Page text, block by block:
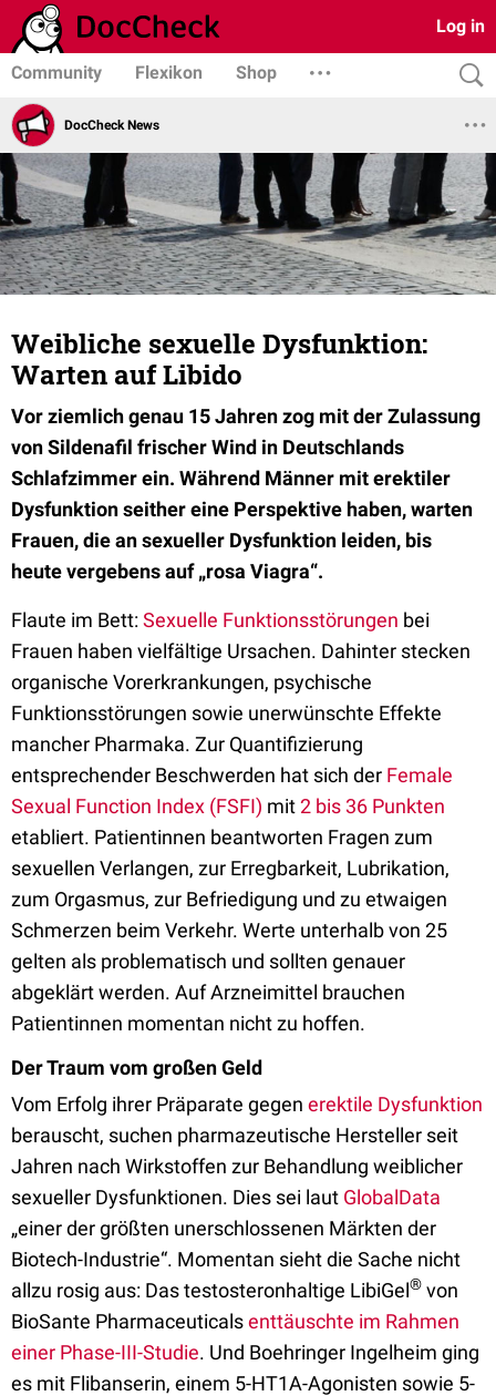
Log in
Community Flexikon Shop
DocCheck News
Weibliche sexuelle Dysfunktion:
Warten auf Libido
Vor ziemlich genau 15 Jahren zog mit der Zulassung
von Sildenafil frischer Wind in Deutschlands
Schlafzimmer ein. Während Männer mit erektiler
Dysfunktion seither eine Perspektive haben, warten
Frauen, die an sexueller Dysfunktion leiden, bis
heute vergebens auf „rosa Viagra“.
Flaute im Bett:Sexuelle Funktionsstörungen bei
Frauen haben vielfältige Ursachen. Dahinter stecken
organische Vorerkrankungen, psychische
Funktionsstörungen sowie unerwünschte Effekte
mancher Pharmaka. Zur Quantifizierung
entsprechender Beschwerden hat sich der Female
Sexual Function Index (FSFI) mit2 bis 36 Punkten
etabliert. Patientinnen beantworten Fragen zum
sexuellen Verlangen, zur Erregbarkeit, Lubrikation,
zum Orgasmus, zur Befriedigung und zu etwaigen
Schmerzen beim Verkehr. Werte unterhalb von 25
gelten als problematisch und sollten genauer
abgeklärt werden. Auf Arzneimittel brauchen
Patientinnen momentan nicht zu hoffen.
Der Traum vom großen Geld
Vom Erfolg ihrer Präparate gegen erektile Dysfunktion
berauscht, suchen pharmazeutische Hersteller seit
Jahren nach Wirkstoffen zur Behandlung weiblicher
sexueller Dysfunktionen. Dies sei laut GlobalData
„einer der größten unerschlossenen Märkten der
Biotech-Industrie“. Momentan sieht die Sache nicht
allzu rosig aus: Das testosteronhaltige LibiGel® von
BioSante Pharmaceuticalsenttäuschte im Rahmen
einer Phase-III-Studie. Und Boehringer Ingelheim ging
es mit Flibanserin, einem 5-HT1A-Agonisten sowie 5-